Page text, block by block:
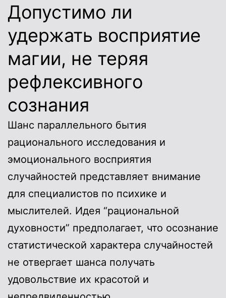
Допустимо ли
удержать восприятие
магии, не теряя
рефлексивного
сознания
Шанс параллельного бытия
рационального исследования и
эмоционального восприятия
случайностей представляет внимание
для специалистов по психике и
мыслителей. Идея “рациональной
духовности” предполагает, что осознание
статистической характера случайностей
не отвергает шанса получать
удовольствие их красотой и